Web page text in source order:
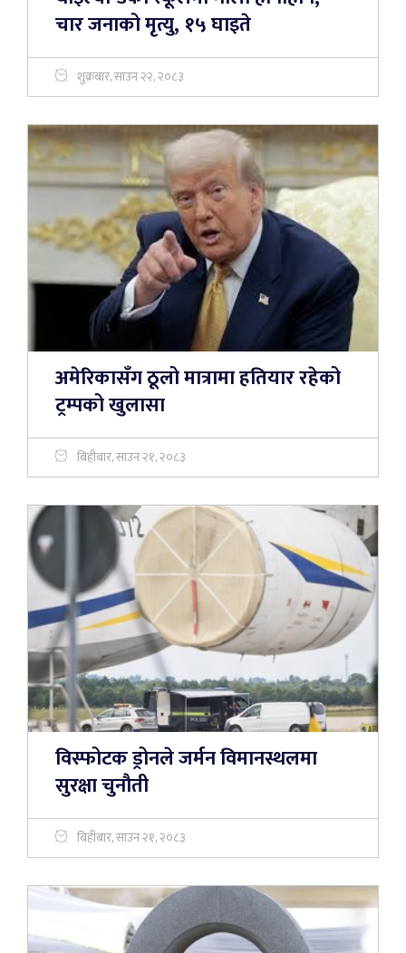
चार जनाको मृत्यु, १५ घाइते
शुक्रबार, साउन २२, २०८३
अमेरिकासँग ठूलो मात्रामा हतियार रहेको
ट्रम्पको खुलासा
बिहीबार, साउन २१, २०८३
विस्फोटक ड्रोनले जर्मन विमानस्थलमा
सुरक्षा चुनौती
बिहीबार, साउन २१, २०८३